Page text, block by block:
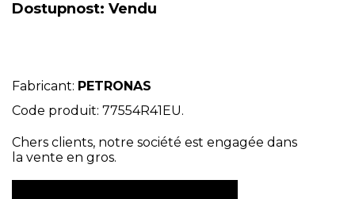
Dostupnost: Vendu
Fabricant: PETRONAS
Code produit: 77554R41EU.
Chers clients, notre société est engagée dans
la vente en gros.